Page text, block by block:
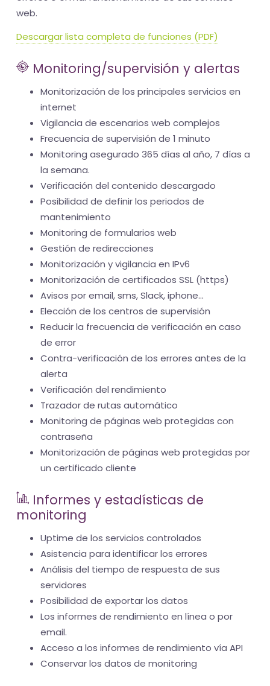
web.
Descargar lista completa de funciones (PDF)
Monitoring/supervisión y alertas
Monitorización de los principales servicios en
internet
Vigilancia de escenarios web complejos
Frecuencia de supervisión de 1 minuto
Monitoring asegurado 365 días al año, 7 días a
la semana.
Verificación del contenido descargado
Posibilidad de definir los periodos de
mantenimiento
Monitoring de formularios web
Gestión de redirecciones
Monitorización y vigilancia en IPv6
Monitorización de certificados SSL (https)
Avisos por email, sms, Slack, iphone...
Elección de los centros de supervisión
Reducir la frecuencia de verificación en caso
de error
Contra-verificación de los errores antes de la
alerta
Verificación del rendimiento
Trazador de rutas automático
Monitoring de páginas web protegidas con
contraseña
Monitorización de páginas web protegidas por
un certificado cliente
Informes y estadísticas de
monitoring
Uptime de los servicios controlados
Asistencia para identificar los errores
Análisis del tiempo de respuesta de sus
servidores
Posibilidad de exportar los datos
Los informes de rendimiento en línea o por
email.
Acceso a los informes de rendimiento vía API
Conservar los datos de monitoring